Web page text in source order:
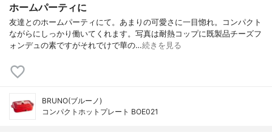
ホームパーティに
友達とのホームパーティにて。あまりの可愛さに一目惚れ。コンパクト
ながらにしっかり働いてくれます。写真は耐熱コップに既製品チーズフ
ォンデュの素ですがそれでけで華の…続きを見る
BRUNO(ブルーノ)
コンパクトホットプレート BOE021